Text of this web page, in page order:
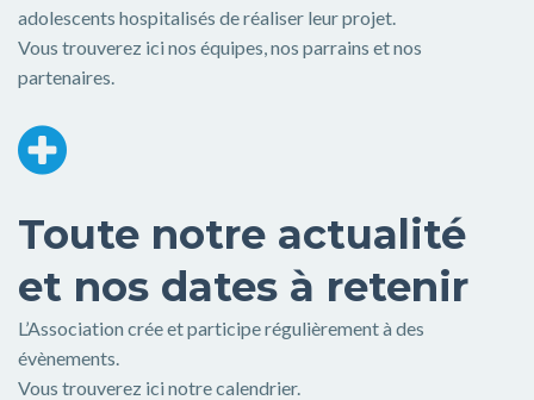
adolescents hospitalisés de réaliser leur projet.
Vous trouverez ici nos équipes, nos parrains et nos
partenaires.
Toute notre actualité
et nos dates à retenir
L’Association crée et participe régulièrement à des
évènements.
Vous trouverez ici notre calendrier.